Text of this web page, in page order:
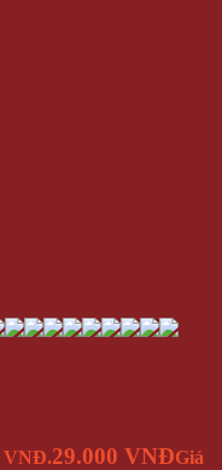
VNĐ.29.000 VNĐGiá